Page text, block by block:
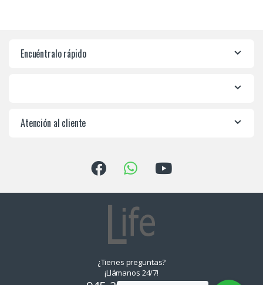
Encuéntralo rápido
Atención al cliente
¿Tienes preguntas?
¡Llámanos 24/7!